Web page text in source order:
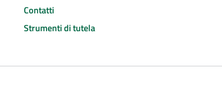
Contatti
Strumenti di tutela